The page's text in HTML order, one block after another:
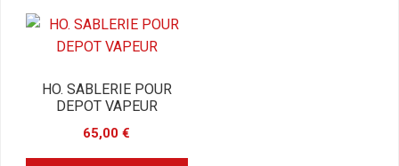
HO. SABLERIE POUR
DEPOT VAPEUR
65,00€